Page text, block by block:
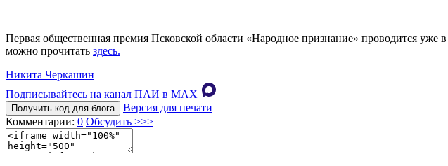
Первая общественная премия Псковской области «Народное признание» проводится уже
можно прочитать здесь.
Никита Черкашин
Подписывайтесь на канал ПАИ в MAХ
Получить код для блога
Версия для печати
Комментарии: 0 Обсудить >>>